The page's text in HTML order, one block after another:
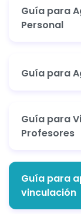
Guía para
Personal
Guía para
Guía para
Profesores
Guía para
vinculación